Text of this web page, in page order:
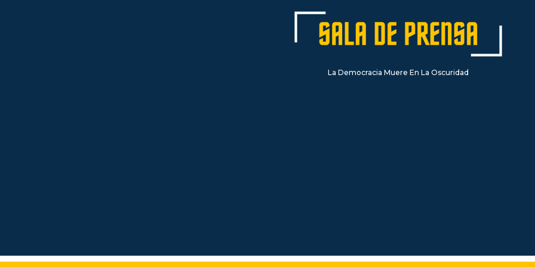
La Democracia Muere En La Oscuridad